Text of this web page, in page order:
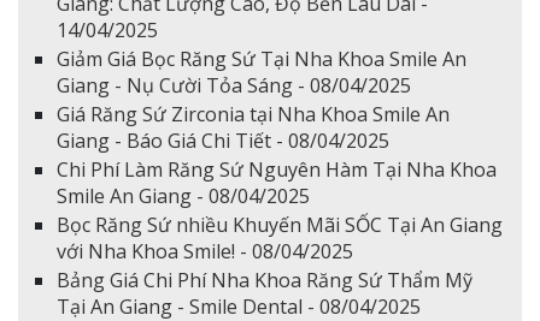
14/04/2025
Giảm Giá Bọc Răng Sứ Tại Nha Khoa Smile An
Giang - Nụ Cười Tỏa Sáng - 08/04/2025
Giá Răng Sứ Zirconia tại Nha Khoa Smile An
Giang - Báo Giá Chi Tiết - 08/04/2025
Chi Phí Làm Răng Sứ Nguyên Hàm Tại Nha Khoa
Smile An Giang - 08/04/2025
Bọc Răng Sứ nhiều Khuyến Mãi SỐC Tại An Giang
với Nha Khoa Smile! - 08/04/2025
Bảng Giá Chi Phí Nha Khoa Răng Sứ Thẩm Mỹ
Tại An Giang - Smile Dental - 08/04/2025